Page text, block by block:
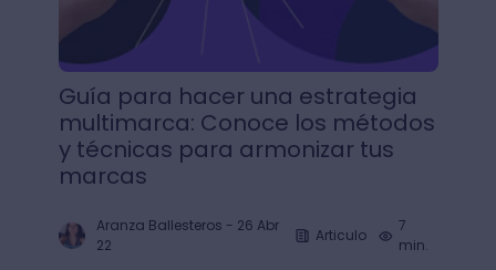
Guía para hacer una estrategia
multimarca: Conoce los métodos
y técnicas para armonizar tus
marcas
Aranza Ballesteros - 26 Abr
22
Articulo
7
min.